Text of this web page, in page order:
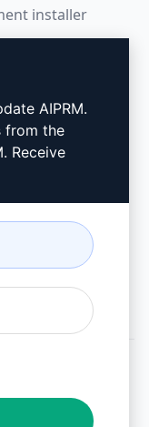
installer
are the
AIPRM.
from the
Receive